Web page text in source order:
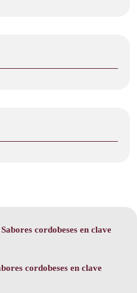
cordobeses en clave
cordobeses en clave